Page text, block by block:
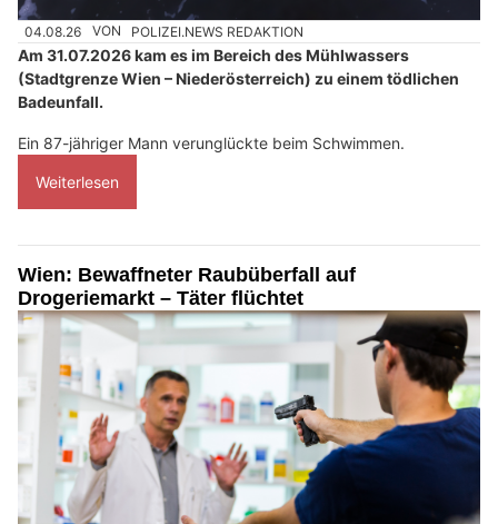
04.08.26 VON POLIZEI.NEWS REDAKTION
Am 31.07.2026 kam es im Bereich des Mühlwassers
(Stadtgrenze Wien – Niederösterreich) zu einem tödlichen
Badeunfall.
Ein 87-jähriger Mann verunglückte beim Schwimmen.
Weiterlesen
Wien: Bewaffneter Raubüberfall auf
Drogeriemarkt – Täter flüchtet